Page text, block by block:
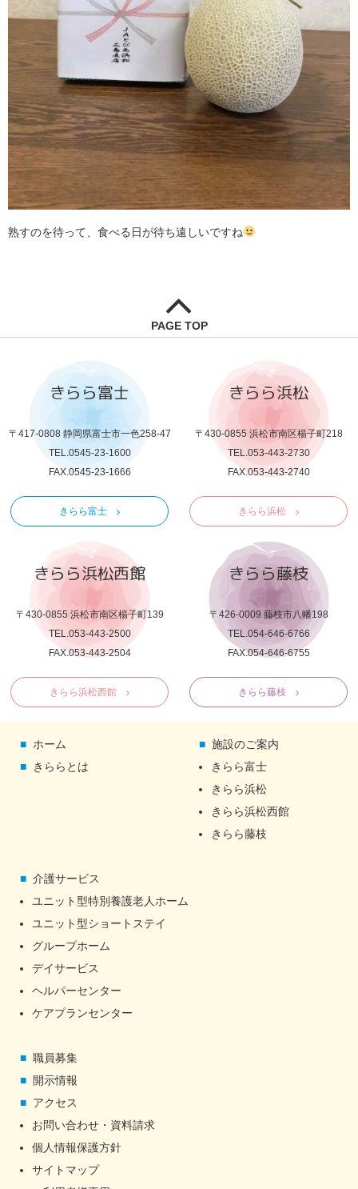
熟すのを待って、食べる日が待ち遠しいですね
PAGE TOP
きらら富士
〒417-0808 静岡県富士市一色258-47
TEL.0545-23-1600
FAX.0545-23-1666
きらら富士
きらら浜松
〒430-0855 浜松市南区楊子町218
TEL.053-443-2730
FAX.053-443-2740
きらら浜松
きらら浜松西館
〒430-0855 浜松市南区楊子町139
TEL.053-443-2500
FAX.053-443-2504
きらら浜松西館
きらら藤枝
〒426-0009 藤枝市八幡198
TEL.054-646-6766
FAX.054-646-6755
きらら藤枝
ホーム
きららとは
施設のご案内
きらら富士
きらら浜松
きらら浜松西館
きらら藤枝
介護サービス
ユニット型特別養護老人ホーム
ユニット型ショートステイ
グループホーム
デイサービス
ヘルパーセンター
ケアプランセンター
職員募集
開示情報
アクセス
お問い合わせ・資料請求
個人情報保護方針
サイトマップ